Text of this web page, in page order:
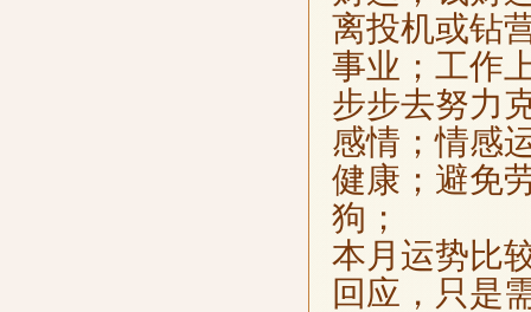
离投机或钻
事业；工作
步步去努力
感情；情感
健康；避免
狗；
本月运势比
回应，只是